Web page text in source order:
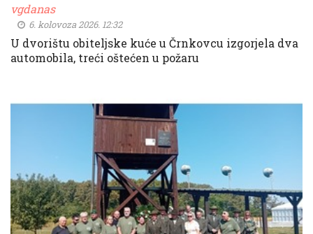
vgdanas
6. kolovoza 2026. 12:32
U dvorištu obiteljske kuće u Črnkovcu izgorjela dva
automobila, treći oštećen u požaru